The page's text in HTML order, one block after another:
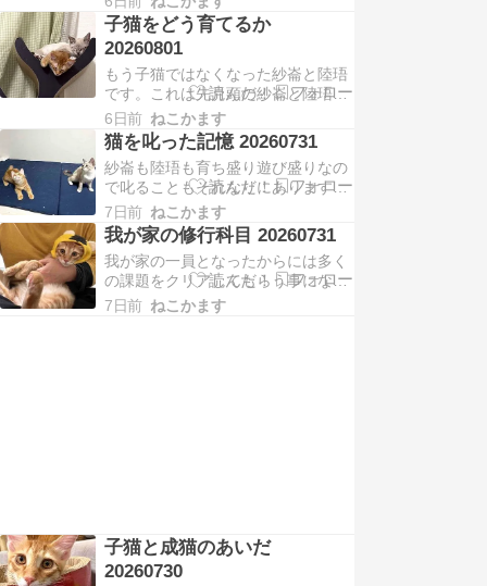
に懐かれてメイン保護者になりまし
た。一方で、橙眞も櫂橙も成長、そ
こで部屋の枠の問題が生じます。本
来なら橙眞も櫂橙を猫部屋Ⅱか壱胡
の猫部屋Ⅳでケージ隔離して暮らせ
ば良いと思ってま…
子猫をどう育てるか
20260801
もう子猫ではなくなった紗崙と陸珸
です。これは先月頭の紗崙と陸珸。
しかし、いまの隔離部屋にいる時に
ネットワークカメラで見ると大抵離
れて別々のお気に入りの場所にいま
す。秋冬になればくっつく可能性は
高いですが。姉弟ふたりだからいま
の紗崙と陸珸があります。ふたりと
も甘えっ子なのも噛み癖が…
6日前 ねこかます
猫を叱った記憶 20260731
紗崙も陸珸も育ち盛り遊び盛りなの
で叱ることもそれなりにあります。
NGゾーンに入っては叱られ、遊ぶ
時に私を踏み台にして叱られ、フー
ドを荒そうとして叱られ。巣立つ子
猫はそういう行動をする前に巣立ち
ますし、あまりにもおとなしすぎた
琥麦が特殊です。なんかしょっちゅ
7日前 ねこかます
我が家の修行科目 20260731
我が家の一員となったからには多く
の課題をクリアしてもらう事になり
ます。他猫との協調、膝上ケア、投
薬の練習、爪切り、そしてNG事項
7日前 ねこかます
子猫と成猫のあいだ
20260730